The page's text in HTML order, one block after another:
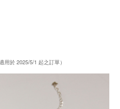
適用於 2025/5/1 起之訂單）